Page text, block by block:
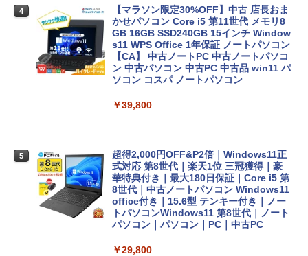
4
【マラソン限定30%OFF】中古 店長おま
かせパソコン Core i5 第11世代 メモリ8
GB 16GB SSD240GB 15インチ Window
s11 WPS Office 1年保証 ノートパソコン
【CA】 中古ノートPC 中古ノートパソコ
ン 中古パソコン 中古PC 中古品 win11 パ
ソコン コスパ ノートパソコン
￥39,800
5
超得2,000円OFF&P2倍｜Windows11正
式対応 第8世代｜楽天1位 三冠獲得｜豪
華特典付き｜最大180日保証｜Core i5 第
8世代｜中古ノートパソコン Windows11
office付き｜15.6型 テンキー付き｜ノー
トパソコンWindows11 第8世代｜ノート
パソコン｜パソコン｜PC｜中古PC
￥29,800